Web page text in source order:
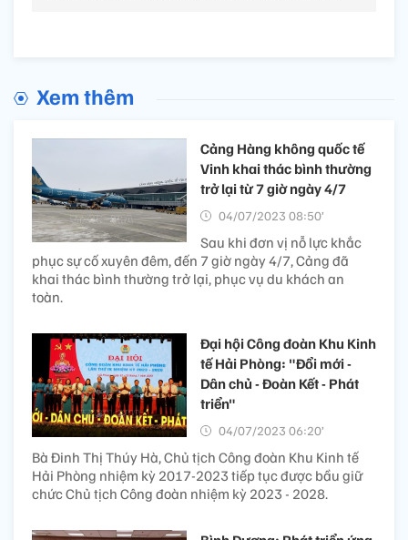
Xem thêm
Cảng Hàng không quốc tế
Vinh khai thác bình thường
trở lại từ 7 giờ ngày 4/7
04/07/2023 08:50’
Sau khi đơn vị nỗ lực khắc
phục sự cố xuyên đêm, đến 7 giờ ngày 4/7, Cảng đã
khai thác bình thường trở lại, phục vụ du khách an
toàn.
Đại hội Công đoàn Khu Kinh
tế Hải Phòng: "Đổi mới -
Dân chủ - Đoàn Kết - Phát
triển"
04/07/2023 06:20’
Bà Đinh Thị Thúy Hà, Chủ tịch Công đoàn Khu Kinh tế
Hải Phòng nhiệm kỳ 2017-2023 tiếp tục được bầu giữ
chức Chủ tịch Công đoàn nhiệm kỳ 2023 - 2028.